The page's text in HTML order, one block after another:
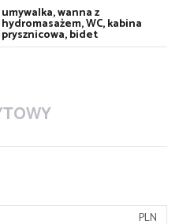
umywalka, wanna z
hydromasażem, WC, kabina
prysznicowa, bidet
PLN